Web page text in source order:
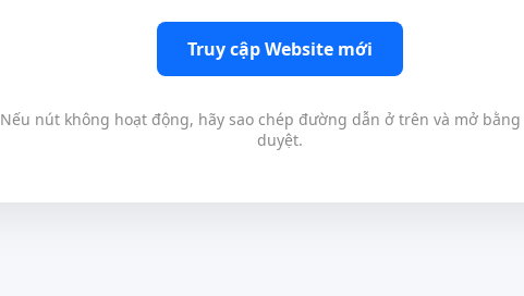
Truy cập Website mới
Nếu nút không hoạt động, hãy sao chép đường dẫn ở trên và mở
duyệt.